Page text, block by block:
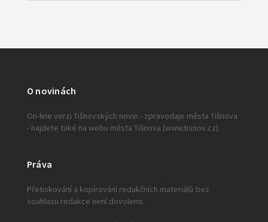
O novinách
On-line verzi Tišnovských novin - zpravodaje města Tišnova
- najdete také na webu města Tišnova (www.tisnov.cz).
Práva
Přetiskování a kopírování redakčních materiálů bez
souhlasu redakce není dovoleno.